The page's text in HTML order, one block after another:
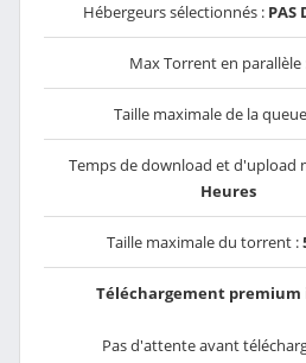
Hébergeurs sélectionnés : PAS
Max Torrent en parallèle
Taille maximale de la
Temps de download et d'upload
Heures
Taille maximale du torrent :
Téléchargement
Pas d'attente avant